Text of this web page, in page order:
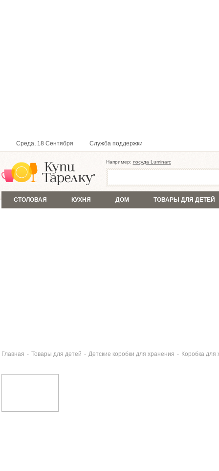
Среда, 18 Сентября Служба поддержки
Например: посуда Luminarc
СТОЛОВАЯ КУХНЯ ДОМ ТОВАРЫ ДЛЯ ДЕТЕЙ
Главная - Товары для детей - Детские коробки для хранения - Коробка